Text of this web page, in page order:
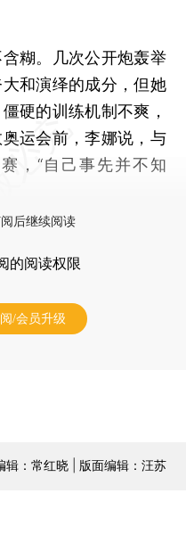
糊。几次公开炮轰举
和演绎的成分，但她
硬的训练机制不爽，
运会前，李娜说，与
，“自己事先并不知
后继续阅读
的阅读权限
/会员升级
辑：常红晓 | 版面编辑：汪苏